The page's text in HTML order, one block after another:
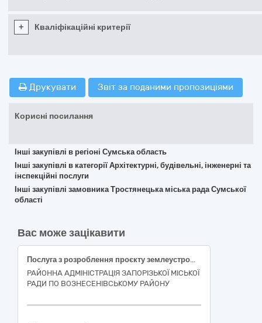
+ Кваліфікаційні критерії
Друкувати Звіт за поданими пропозиціями
Корисні посилання
Інші закупівлі в регіоні Сумська область
Інші закупівлі в категорії Архітектурні, будівельні, інженерні та
інспекційні послуги
Інші закупівлі замовника Тростянецька міська рада Сумської
області
Вас може зацікавити
Послуга з розроблення проєкту землеустрою щодо відведення земельної ділянки для розташування скверу на узвозі по вул. Тбіліській
РАЙОННА АДМІНІСТРАЦІЯ ЗАПОРІЗЬКОЇ МІСЬКОЇ
РАДИ ПО ВОЗНЕСЕНІВСЬКОМУ РАЙОНУ